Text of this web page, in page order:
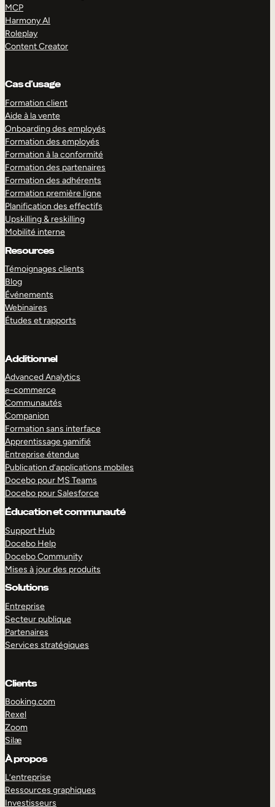
MCP
Harmony AI
Roleplay
Content Creator
Cas d’usage
Formation client
Aide à la vente
Onboarding des employés
Formation des employés
Formation à la conformité
Formation des partenaires
Formation des adhérents
Formation première ligne
Planification des effectifs
Upskilling & reskilling
Mobilité interne
Resources
Témoignages clients
Blog
Événements
Webinaires
Études et rapports
Additionnel
Advanced Analytics
e-commerce
Communautés
Companion
Formation sans interface
Apprentissage gamifié
Entreprise étendue
Publication d’applications mobiles
Docebo pour MS Teams
Docebo pour Salesforce
Éducation et communauté
Support Hub
Docebo Help
Docebo Community
Mises à jour des produits
Solutions
Entreprise
Secteur publique
Partenaires
Services stratégiques
Clients
Booking.com
Rexel
Zoom
Silæ
À propos
L’entreprise
Ressources graphiques
Investisseurs